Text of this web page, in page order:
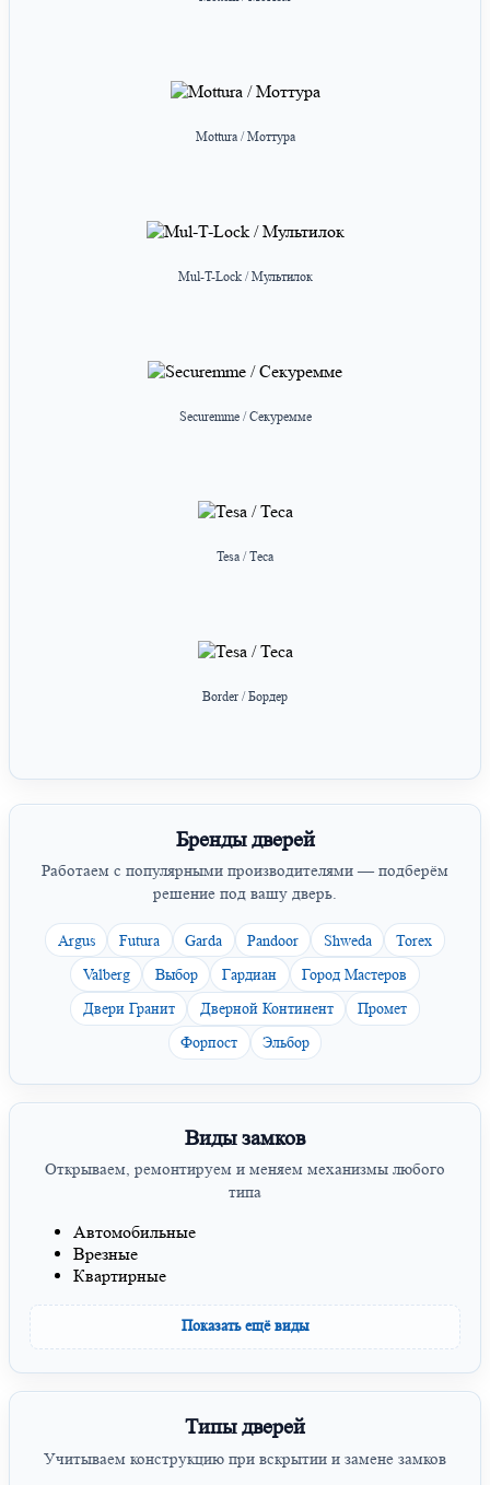
Mottura / Моттура
Mul-T-Lock / Мультилок
Securemme / Секуремме
Tesa / Теса
Border / Бордер
Бренды дверей
Работаем с популярными производителями — подберём
решение под вашу дверь.
Argus Futura Garda Pandoor Shweda
Torex
Valberg
Выбор Гардиан
Город Мастеров
Двери Гранит
Дверной Континент
Промет
Форпост
Эльбор
Виды замков
Открываем, ремонтируем и меняем механизмы любого
типа
Автомобильные
Врезные
Квартирные
Показать ещё виды
Типы дверей
Учитываем конструкцию при вскрытии и замене замков